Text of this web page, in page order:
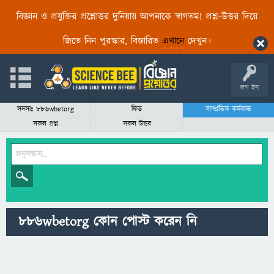
বিজ্ঞান ও প্রযুক্তির প্রশ্নোত্তর দুনিয়ায় আপনাকে স্বাগতম! প্রশ্ন-উত্তর দিয়ে
জিতে নিন পুরস্কার, বিস্তারিত এখানেদেখুন।
লগ ইন
সদস্যঃ 886wbetorg ফিড
সাম্প্রতিক কর্মকান্ড
সকল প্রশ্ন
সকল উত্তর
886wbetorg কোন পোস্ট করেন নি